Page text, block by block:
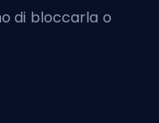
di bloccarla o